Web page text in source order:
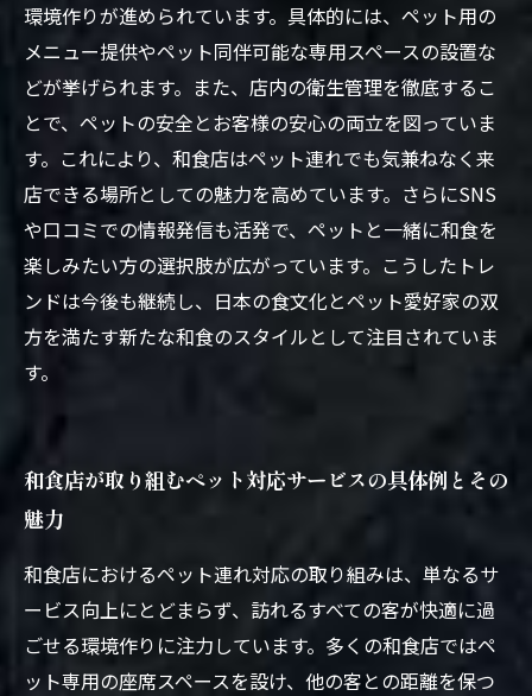
環境作りが進められています。具体的には、ペット用の
メニュー提供やペット同伴可能な専用スペースの設置な
どが挙げられます。また、店内の衛生管理を徹底するこ
とで、ペットの安全とお客様の安心の両立を図っていま
す。これにより、和食店はペット連れでも気兼ねなく来
店できる場所としての魅力を高めています。さらにSNS
や口コミでの情報発信も活発で、ペットと一緒に和食を
楽しみたい方の選択肢が広がっています。こうしたトレ
ンドは今後も継続し、日本の食文化とペット愛好家の双
方を満たす新たな和食のスタイルとして注目されていま
す。
和食店が取り組むペット対応サービスの具体例とその
魅力
和食店におけるペット連れ対応の取り組みは、単なるサ
ービス向上にとどまらず、訪れるすべての客が快適に過
ごせる環境作りに注力しています。多くの和食店ではペ
ット専用の座席スペースを設け、他の客との距離を保つ